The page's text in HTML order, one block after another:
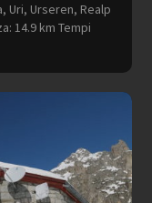
Uri, Urseren, Realp
14.9 km Tempi